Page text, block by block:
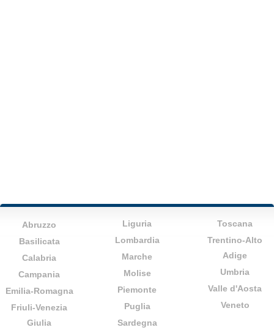
Abruzzo
Basilicata
Calabria
Campania
Emilia-Romagna
Friuli-Venezia
Giulia
Liguria
Lombardia
Marche
Molise
Piemonte
Puglia
Sardegna
Toscana
Trentino-Alto
Adige
Umbria
Valle d'Aosta
Veneto